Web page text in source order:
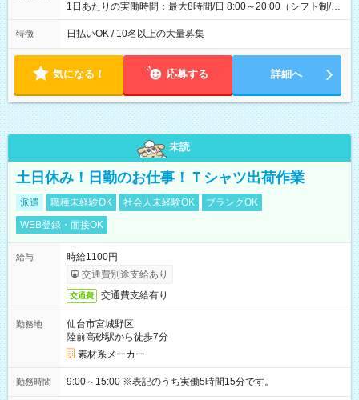
1日あたりの実働時間：最大8時間/日 8:00～20:00（シフト制/実
働8時間） ※週5日勤務（場所次第では週4も有り） ※配達状況
によって時間外での勤務可能性有り ※案件により多少の前後あ
特徴 日払いOK / 10名以上の大量募集
気になる！ 応募する 詳細へ
未読
土日休み！日勤のお仕事！Ｔシャツ出荷作業
派遣 職種未経験OK 社会人未経験OK
ブランクOK
WEB登録・面接OK
給与
時給1100円
交通費別途支給あり
交通費 交通費支給有り
勤務地
仙台市宮城野区
陸前高砂駅から徒歩7分
素材系メーカー
勤務時間 9:00～15:00 ※表記のうち実働5時間15分です。